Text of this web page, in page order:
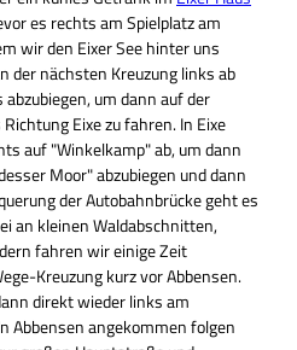
es rechts am Spielplatz am
wir den Eixer See hinter uns
der nächsten Kreuzung links ab
um dann auf der
Eixe zu fahren. In Eixe
auf "Winkelkamp" ab, um dann
Moor" abzubiegen und dann
der Autobahnbrücke geht es
an kleinen Waldabschnitten,
fahren wir einige Zeit
Kreuzung kurz vor Abbensen.
direkt wieder links am
Abbensen angekommen folgen